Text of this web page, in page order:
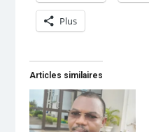
Plus
Articles similaires